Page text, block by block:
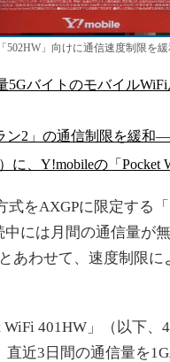
502HW」向けに通信速度制限を緩
5Gバイトのモバイル
ン2」の通信制限を緩
に、Y!mobileの「Pocket
をAXGPに限定する
には月間の通信量が
あわせて、速度制限に
401HW」（以下、
直近3日間の通信量を